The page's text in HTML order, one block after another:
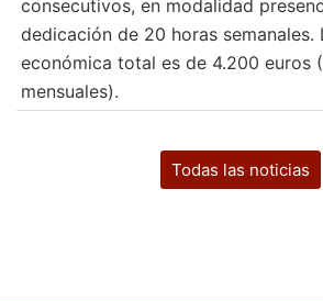
consecutivos, en modalidad
dedicación de 20 horas semanales.
económica total es de 4.200 euros
mensuales).
Todas las noticias